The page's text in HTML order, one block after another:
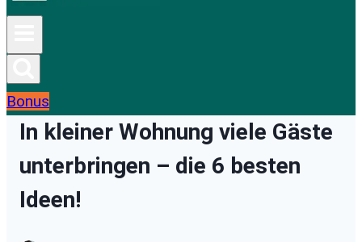
Bonus
In kleiner Wohnung viele Gäste
unterbringen – die 6 besten
Ideen!